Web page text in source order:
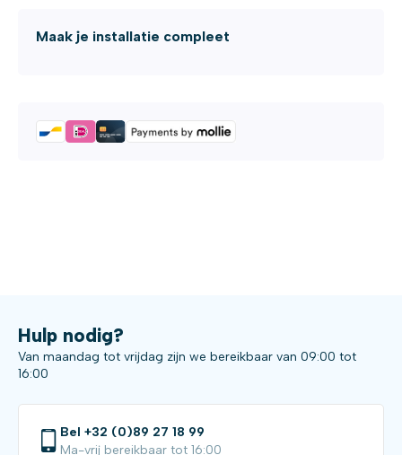
Maak je installatie compleet
Hulp nodig?
Van maandag tot vrijdag zijn we bereikbaar van 09:00 tot
16:00
Bel +32 (0)89 27 18 99
Ma-vrij bereikbaar tot 16:00